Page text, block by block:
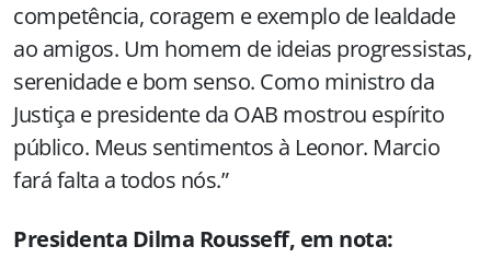
competência, coragem e exemplo de lealdade
ao amigos. Um homem de ideias progressistas,
serenidade e bom senso. Como ministro da
Justiça e presidente da OAB mostrou espírito
público. Meus sentimentos à Leonor. Marcio
fará falta a todos nós.”
Presidenta Dilma Rousseff, em nota: